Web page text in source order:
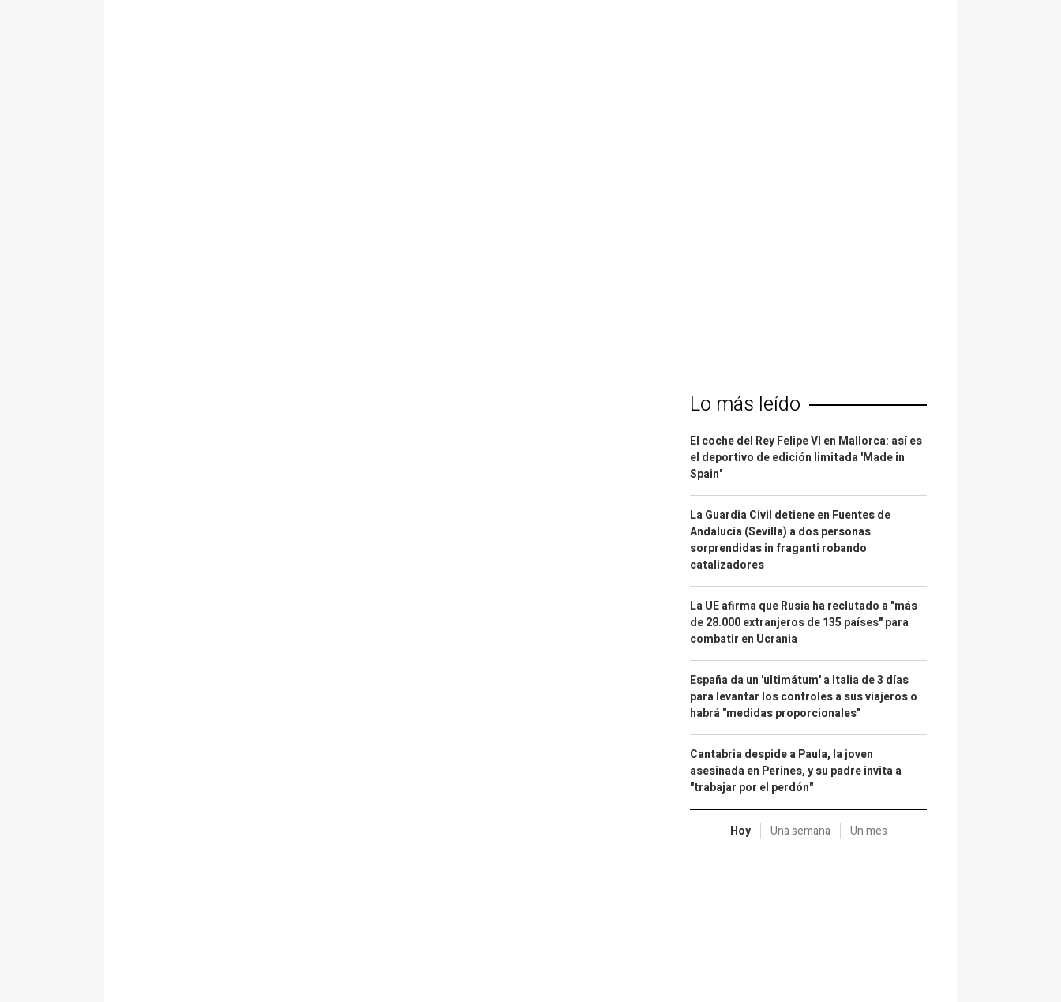
Lo más leído
El coche del Rey Felipe VI en Mallorca: así es
el deportivo de edición limitada 'Made in
Spain'
La Guardia Civil detiene en Fuentes de
Andalucía (Sevilla) a dos personas
sorprendidas in fraganti robando
catalizadores
La UE afirma que Rusia ha reclutado a "más
de 28.000 extranjeros de 135 países" para
combatir en Ucrania
España da un 'ultimátum' a Italia de 3 días
para levantar los controles a sus viajeros o
habrá "medidas proporcionales"
Cantabria despide a Paula, la joven
asesinada en Perines, y su padre invita a
"trabajar por el perdón"
Hoy Una semana Un mes